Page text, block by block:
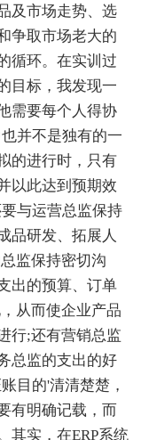
及市场走势、选
争取市场老大的
循环。在实训过
目标，我发现一
需要每个人得协
并不是独有的一
的进行时，只有
以此达到预期效
与运营总监保持
品研发、拓展人
监保持密切沟
出的预算、订单
从而使企业产品
行;还有营销总监
总监的支出的好
目的'清清楚楚，
有明确记载，而
其实，在ERP系统